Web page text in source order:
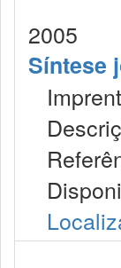
2005
Síntese